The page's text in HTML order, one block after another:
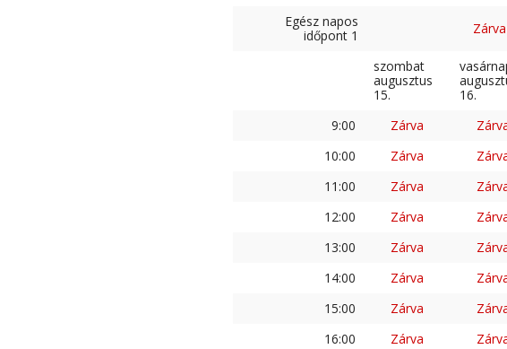
Egész napos
időpont 1
Zárva
szombat
augusztus
15.
16.
9:00
Zárva
10:00
Zárva
11:00
Zárva
12:00
Zárva
13:00
Zárva
14:00
Zárva
15:00
Zárva
16:00
Zárva